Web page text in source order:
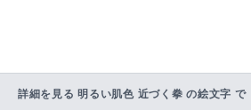
詳細を見る 明るい肌色 近づく拳 の絵文字 で